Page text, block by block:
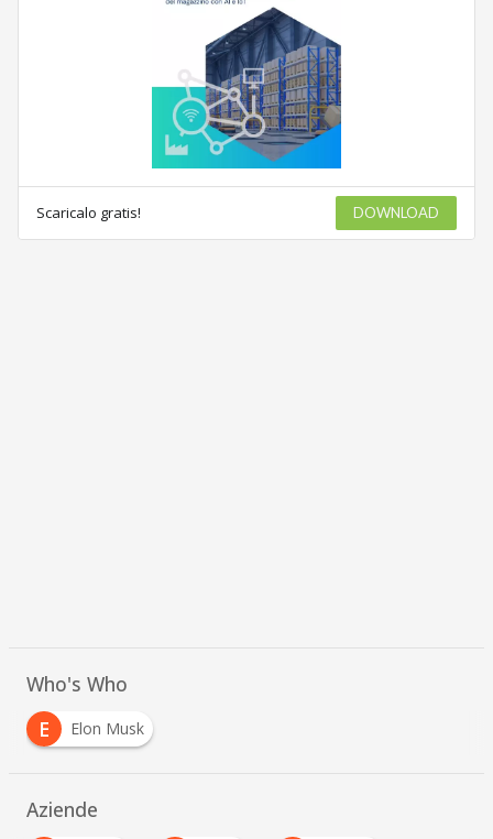
Scaricalo gratis! DOWNLOAD
Who's Who
E
Elon Musk
Aziende